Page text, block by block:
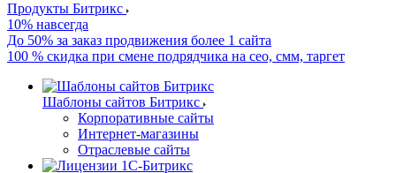
Продукты Битрикс
10% навсегда
До 50% за заказ продвижения более 1 сайта
100 % скидка при смене подрядчика на сео, смм, таргет
Шаблоны сайтов Битрикс
Корпоративные сайты
Интернет-магазины
Отраслевые сайты